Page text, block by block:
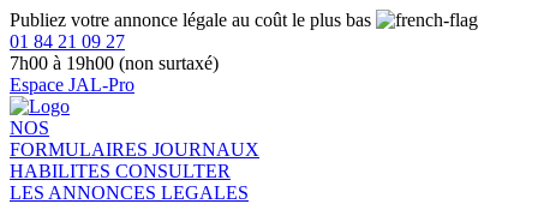
Publiez votre annonce légale au coût le plus bas
01 84 21 09 27
7h00 à 19h00 (non surtaxé)
Espace JAL-Pro
NOS
FORMULAIRES JOURNAUX
HABILITES CONSULTER
LES ANNONCES LEGALES